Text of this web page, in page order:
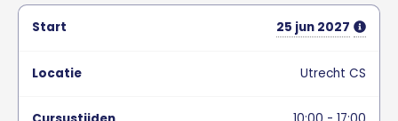
25 jun 2027
Utrecht CS